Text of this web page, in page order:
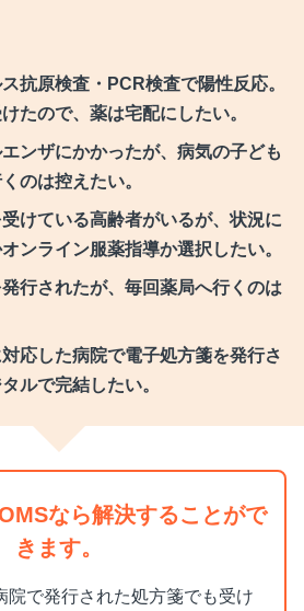
抗原検査・PCR検査で陽性反応。
たので、薬は宅配にしたい。
ンザにかかったが、病気の子ども
のは控えたい。
けている高齢者がいるが、状況に
ンライン服薬指導か選択したい。
行されたが、毎回薬局へ行くのは
応した病院で電子処方箋を発行さ
ルで完結したい。
なら解決することがで
きます。
院で発行された処方箋でも受け